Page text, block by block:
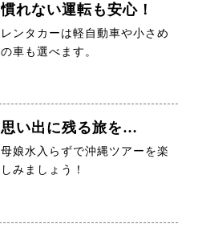
慣れない運転も安心！
レンタカーは軽自動車や小さめ
の車も選べます。
思い出に残る旅を…
母娘水入らずで沖縄ツアーを楽
しみましょう！